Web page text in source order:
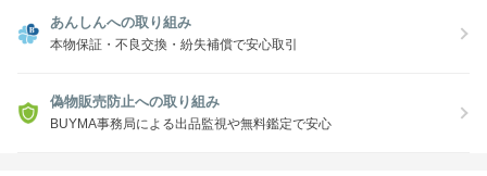
あんしんへの取り組み
本物保証・不良交換・紛失補償で安心取引
偽物販売防止への取り組み
BUYMA事務局による出品監視や無料鑑定で安心